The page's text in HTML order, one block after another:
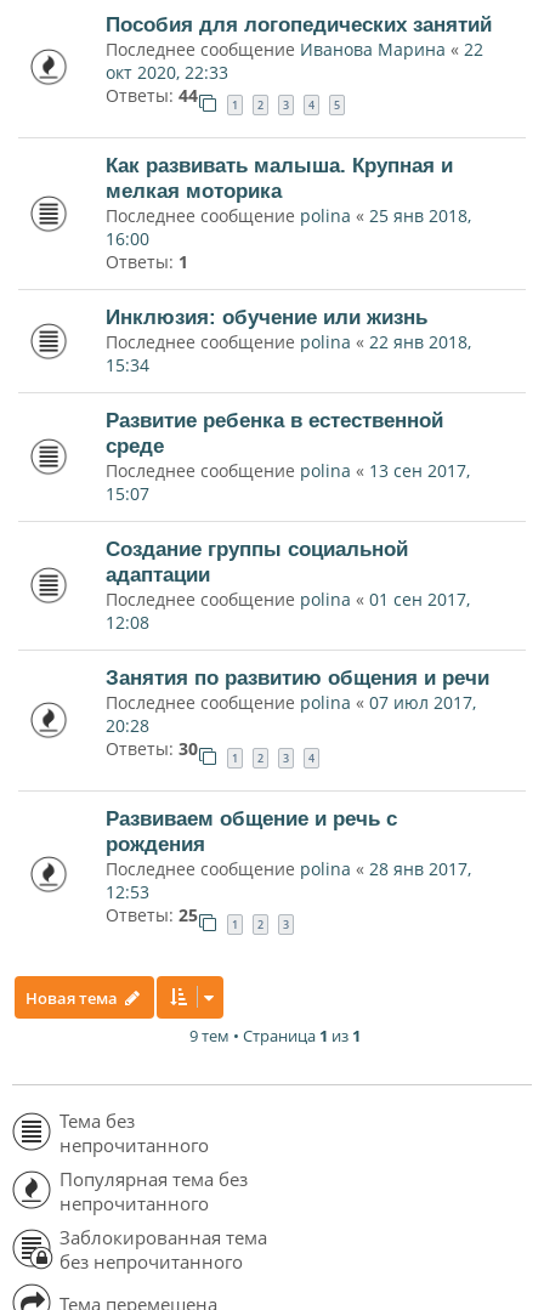
Пособия для логопедических занятий
Последнее сообщение Иванова Марина « 22
окт 2020, 22:33
Ответы: 44 1 2 3 4 5
Как развивать малыша. Крупная и
мелкая моторика
Последнее сообщение polina « 25 янв 2018,
16:00
Ответы: 1
Инклюзия: обучение или жизнь
Последнее сообщение polina « 22 янв 2018,
15:34
Развитие ребенка в естественной
среде
Последнее сообщение polina « 13 сен 2017,
15:07
Создание группы социальной
адаптации
Последнее сообщение polina « 01 сен 2017,
12:08
Занятия по развитию общения и речи
Последнее сообщение polina « 07 июл 2017,
20:28
Ответы: 30 1 2 3 4
Развиваем общение и речь с
рождения
Последнее сообщение polina « 28 янв 2017,
12:53
Ответы: 25 1 2 3
Новая тема
9 тем • Страница 1 из 1
Тема без
непрочитанного
Популярная тема без
непрочитанного
Заблокированная тема
без непрочитанного
Тема перемещена